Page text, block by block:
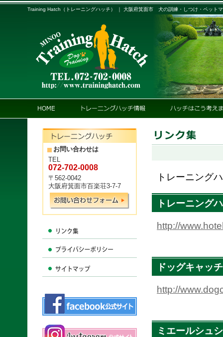
Training Hatch（トレーニングハッチ） ｜ 大阪府箕面市 犬の訓練・しつけ・ペット
お問い合わせは
TEL
072-702-0008
〒562-0042
大阪府箕面市百楽荘3-7-7
トレーニング
トレーニング
http://
ドッグキャッチ
http://
ミエールシュ